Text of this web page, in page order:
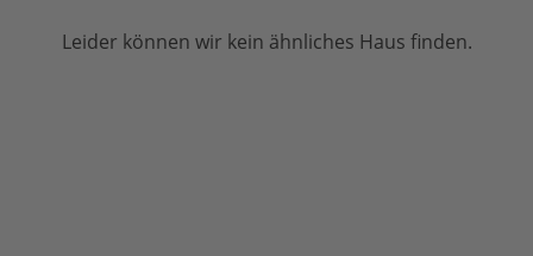
Leider können wir kein ähnliches Haus finden.